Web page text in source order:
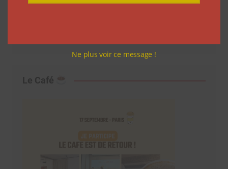
Le Café
Ne plus voir ce message !